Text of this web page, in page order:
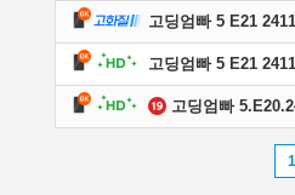
고딩엄빠 5 E21
고딩엄빠 5 E21
고딩엄빠
1
[저작권] (주)디즈니